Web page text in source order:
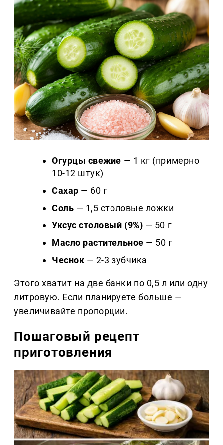
Огурцы свежие — 1 кг (примерно
10-12 штук)
Сахар — 60 г
Соль — 1,5 столовые ложки
Уксус столовый (9%) — 50 г
Масло растительное — 50 г
Чеснок — 2-3 зубчика
Этого хватит на две банки по 0,5 л или одну
литровую. Если планируете больше —
увеличивайте пропорции.
Пошаговый рецепт
приготовления